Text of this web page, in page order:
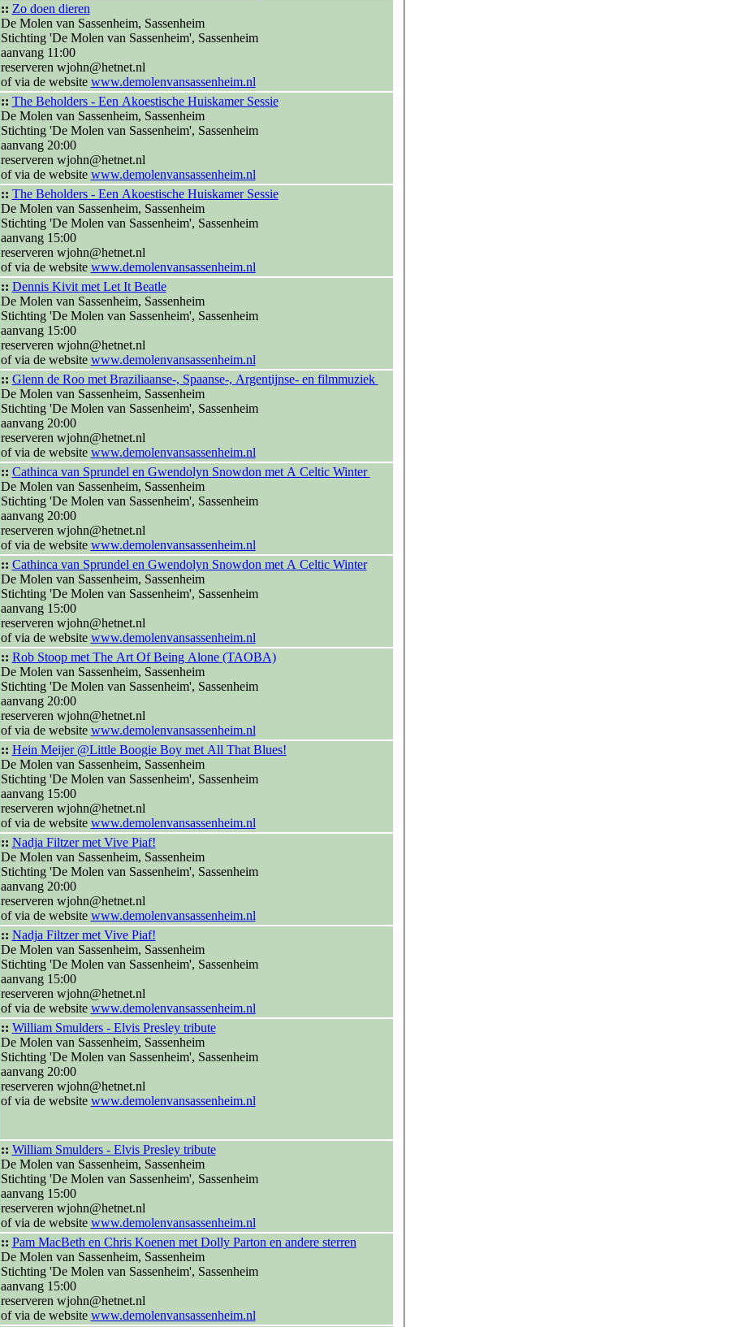
:: Zo doen dieren
De Molen van Sassenheim, Sassenheim
Stichting 'De Molen van Sassenheim', Sassenheim
aanvang 11:00
reserveren wjohn@hetnet.nl
of via de website www.demolenvansassenheim.nl
:: The Beholders - Een Akoestische Huiskamer Sessie
De Molen van Sassenheim, Sassenheim
Stichting 'De Molen van Sassenheim', Sassenheim
aanvang 20:00
reserveren wjohn@hetnet.nl
of via de website www.demolenvansassenheim.nl
:: The Beholders - Een Akoestische Huiskamer Sessie
De Molen van Sassenheim, Sassenheim
Stichting 'De Molen van Sassenheim', Sassenheim
aanvang 15:00
reserveren wjohn@hetnet.nl
of via de website www.demolenvansassenheim.nl
:: Dennis Kivit met Let It Beatle
De Molen van Sassenheim, Sassenheim
Stichting 'De Molen van Sassenheim', Sassenheim
aanvang 15:00
reserveren wjohn@hetnet.nl
of via de website www.demolenvansassenheim.nl
:: Glenn de Roo met Braziliaanse-, Spaanse-, Argentijnse- en filmmuziek
De Molen van Sassenheim, Sassenheim
Stichting 'De Molen van Sassenheim', Sassenheim
aanvang 20:00
reserveren wjohn@hetnet.nl
of via de website www.demolenvansassenheim.nl
:: Cathinca van Sprundel en Gwendolyn Snowdon met A Celtic Winter
De Molen van Sassenheim, Sassenheim
Stichting 'De Molen van Sassenheim', Sassenheim
aanvang 20:00
reserveren wjohn@hetnet.nl
of via de website www.demolenvansassenheim.nl
:: Cathinca van Sprundel en Gwendolyn Snowdon met A Celtic Winter
De Molen van Sassenheim, Sassenheim
Stichting 'De Molen van Sassenheim', Sassenheim
aanvang 15:00
reserveren wjohn@hetnet.nl
of via de website www.demolenvansassenheim.nl
:: Rob Stoop met The Art Of Being Alone (TAOBA)
De Molen van Sassenheim, Sassenheim
Stichting 'De Molen van Sassenheim', Sassenheim
aanvang 20:00
reserveren wjohn@hetnet.nl
of via de website www.demolenvansassenheim.nl
:: Hein Meijer @Little Boogie Boy met All That Blues!
De Molen van Sassenheim, Sassenheim
Stichting 'De Molen van Sassenheim', Sassenheim
aanvang 15:00
reserveren wjohn@hetnet.nl
of via de website www.demolenvansassenheim.nl
:: Nadja Filtzer met Vive Piaf!
De Molen van Sassenheim, Sassenheim
Stichting 'De Molen van Sassenheim', Sassenheim
aanvang 20:00
reserveren wjohn@hetnet.nl
of via de website www.demolenvansassenheim.nl
:: Nadja Filtzer met Vive Piaf!
De Molen van Sassenheim, Sassenheim
Stichting 'De Molen van Sassenheim', Sassenheim
aanvang 15:00
reserveren wjohn@hetnet.nl
of via de website www.demolenvansassenheim.nl
:: William Smulders - Elvis Presley tribute
De Molen van Sassenheim, Sassenheim
Stichting 'De Molen van Sassenheim', Sassenheim
aanvang 20:00
reserveren wjohn@hetnet.nl
of via de website www.demolenvansassenheim.nl
:: William Smulders - Elvis Presley tribute
De Molen van Sassenheim, Sassenheim
Stichting 'De Molen van Sassenheim', Sassenheim
aanvang 15:00
reserveren wjohn@hetnet.nl
of via de website www.demolenvansassenheim.nl
:: Pam MacBeth en Chris Koenen met Dolly Parton en andere sterren
De Molen van Sassenheim, Sassenheim
Stichting 'De Molen van Sassenheim', Sassenheim
aanvang 15:00
reserveren wjohn@hetnet.nl
of via de website www.demolenvansassenheim.nl